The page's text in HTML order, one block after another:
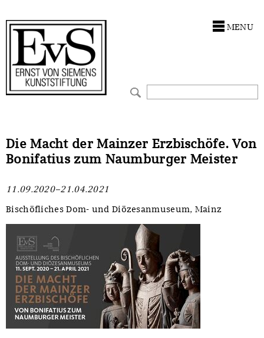
MENU
Die Macht der Mainzer Erzbischöfe. Von
Bonifatius zum Naumburger Meister
11.09.2020–21.04.2021
Bischöfliches Dom- und Diözesanmuseum, Mainz
Förderphilosophie
Gremien
Presse und Neuigkeiten
Stellenangebote
Ankauf
Restaurierungen
Werkverzeichnisse
UKRAINE-Förderlinie